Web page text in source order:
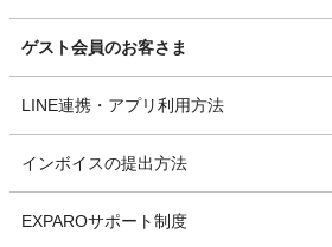
ゲスト会員のお客さま
LINE連携・アプリ利用方法
インボイスの提出方法
EXPAROサポート制度